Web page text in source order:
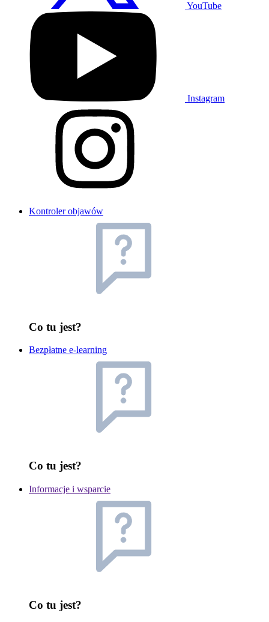
YouTube
Instagram
Kontroler objawów
Co tu jest?
Bezpłatne e-learning
Co tu jest?
Informacje i wsparcie
Co tu jest?